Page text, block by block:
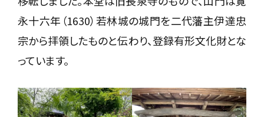
永十六年（1630）若林城の城門を二代藩主伊達忠
宗から拝領したものと伝わり、登録有形文化財とな
っています。